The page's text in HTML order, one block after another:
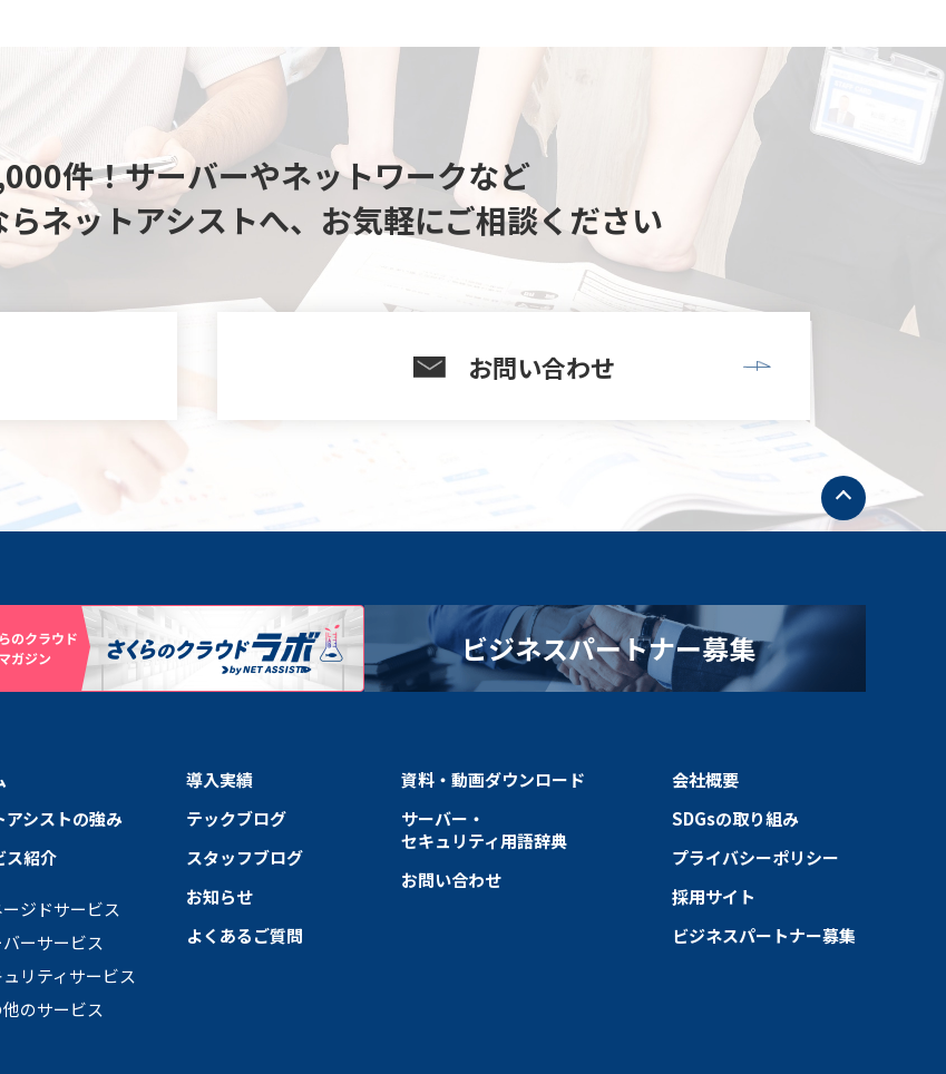
件！サーバーやネットワークなど
ネットアシストへ、 お気軽にご相談ください
お問い合わせ
ト
ッ
プ
へ
アシストの強み
ス紹介
ジドサービス
ーサービス
リティサービス
のサービス
導入実績
テックブログ
スタッフブログ
お知らせ
よくあるご質問
資料・動画ダウンロード
サーバー・
セキュリティ用語辞典
お問い合わせ
会社概要
SDGsの取り組み
プライバシーポリシー
採用サイト
ビジネスパートナー募集
ビジネスパートナー募集